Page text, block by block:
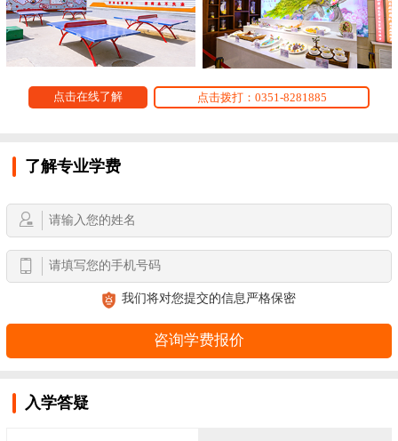
点击在线了解 点击拨打：0351-8281885
了解专业学费
我们将对您提交的信息严格保密
入学答疑